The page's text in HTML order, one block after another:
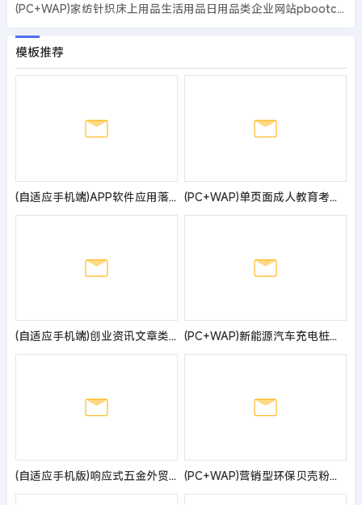
(PC+WAP)家纺针织床上用品生活用品日用品类企业网站pbootcms模板
模板推荐
(自适应手机端)APP软件应用落地页单页网站模板 (PC+WAP)单页面成人教育考试pbootcms模板 百度竞价落地页网站源码
(自适应手机端)创业资讯文章类网站pbootcms模板 新闻个人博客网站源码 (PC+WAP)新能源汽车充电桩类网站pbootcms模板 汽车充电桩网站源码
(自适应手机版)响应式五金外贸英文网站模板 (PC+WAP)营销型环保贝壳粉生态涂料pbootcms网站模板 青色油漆涂料网站源码